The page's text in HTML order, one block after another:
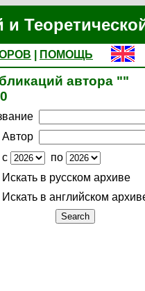
ПОМОЩЬ
автора ""
Автор
с
по
Искать в русском архиве
Искать в английском